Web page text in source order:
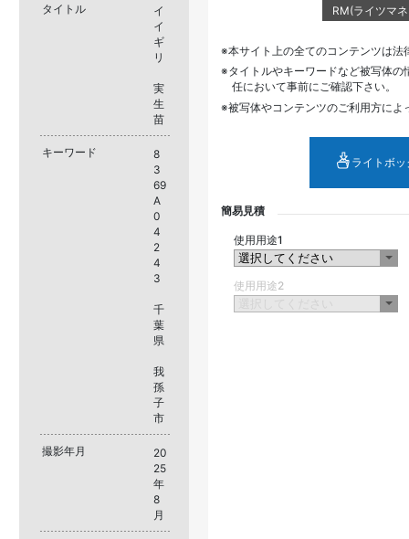
タイトル
イ
イ
ギ
リ
実
生
苗
キーワード
8
3
69
A
0
4
2
4
3
千
葉
県
我
孫
子
市
撮影年月
20
25
年
8
月
RM(ライツマ
本サイト上の全てのコンテンツは
タイトルやキーワードなど被写体
任において事前にご確認下さい。
被写体やコンテンツのご利用方に
ライトボ
簡易見積
使用用途1
使用用途2